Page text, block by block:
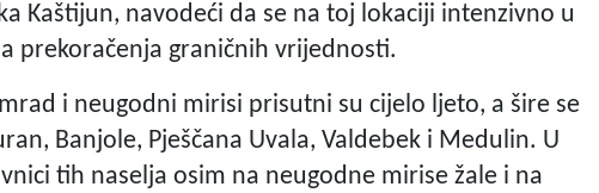
Kaštijun, navodeći da se na toj lokaciji intenzivno u
prekoračenja graničnih vrijednosti.
i neugodni mirisi prisutni su cijelo ljeto, a šire se
Banjole, Pješčana Uvala, Valdebek i Medulin. U
tih naselja osim na neugodne mirise žale i na